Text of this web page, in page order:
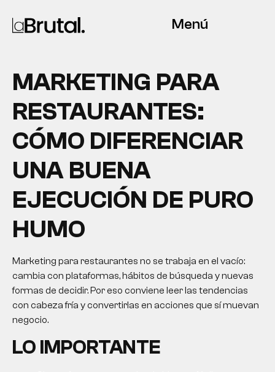
Menú
MARKETING PARA
RESTAURANTES:
CÓMO DIFERENCIAR
UNA BUENA
EJECUCIÓN DE PURO
HUMO
Marketing para restaurantes no se trabaja en el vacío:
cambia con plataformas, hábitos de búsqueda y nuevas
formas de decidir. Por eso conviene leer las tendencias
con cabeza fría y convertirlas en acciones que sí muevan
negocio.
LO IMPORTANTE